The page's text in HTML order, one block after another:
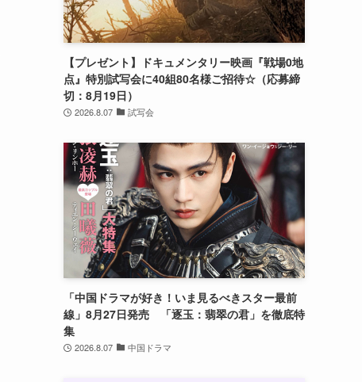
【プレゼント】ドキュメンタリー映画『戦場0地
点』特別試写会に40組80名様ご招待☆（応募締
切：8月19日）
2026.8.07 試写会
「中国ドラマが好き！いま見るべきスター最前
線」8月27日発売 「逐玉：翡翠の君」を徹底特
集
2026.8.07 中国ドラマ